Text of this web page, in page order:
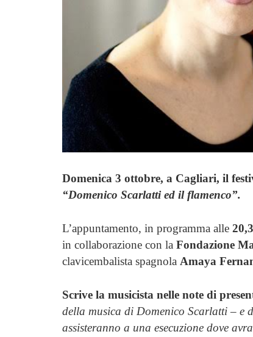
Domenica 3 ottobre, a Cagliari, il
“Domenico Scarlatti ed il flamenco”.
L’appuntamento, in programma alle
in collaborazione con la Fondazione
clavicembalista spagnola Amaya
Scrive la musicista nelle note di
della musica di Domenico Scarlatti –
assisteranno a una esecuzione dove